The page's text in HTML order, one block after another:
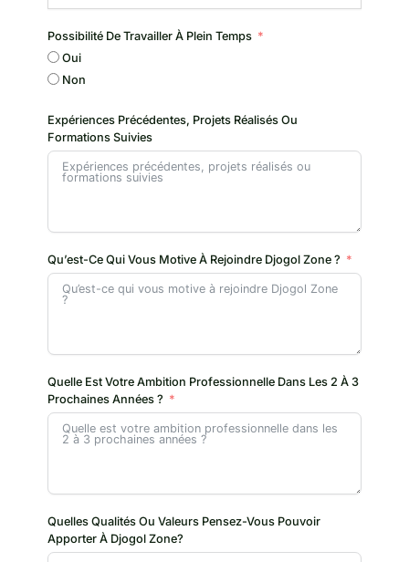
Possibilité De Travailler À Plein Temps
Oui
Non
Expériences Précédentes, Projets Réalisés Ou
Formations Suivies
Qu’est-Ce Qui Vous Motive À Rejoindre Djogol Zone ?
Quelle Est Votre Ambition Professionnelle Dans Les 2 À 3
Prochaines Années ?
Quelles Qualités Ou Valeurs Pensez-Vous Pouvoir
Apporter À Djogol Zone?